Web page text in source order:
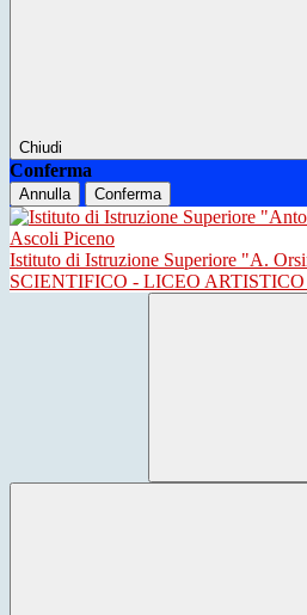
Chiudi
Conferma
Annulla Conferma
Istituto di Istruzione Superiore "A.
SCIENTIFICO - LICEO ARTISTICO